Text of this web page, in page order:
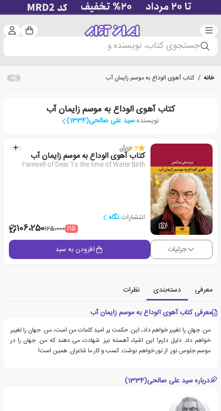
دسته‌بندی سبد
جستجوی کتاب، نویسنده و...
خانه / کتاب آهوی الوداع به موسم زایمان آب
کتاب آهوی الوداع به موسم زایمان آب
نویسنده:سید علی صالحی(1334)
1
3.4از1رأی
کتاب آهوی الوداع به موسم زایمان آب
Farewell of Dear To the time of Water Birth
انتشارات:نگاه
٪15125،000106،250
جزئیات افزودن به سبد
معرفی دسته‌بندی
نظرات
معرفی کتاب آهوی الوداع به موسم زایمان آب
من. جهان را تغییر خواهم داد، این. حکمت پر امید کلمات من است، من. جهان را تغییر
خواهم داد. دلیل دارم! این اشیاء آهسته نیز. شهادت می دهند که من. جهان را در
موسم جلوس نور. از نور خواهم نوشت. کسب و کار ما شاعران. همین است!
درباره سید علی صالحی(1334)